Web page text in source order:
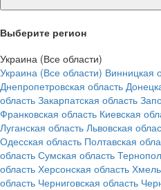
Выберите регион
Украина (Все области)
Украина (Все области) Винницкая
Днепропетровская область
область Закарпатская область
Франковская область Киевская
Луганская область Львовская
Одесская область Полтавская
область Сумская область
область Херсонская область
область Черниговская область